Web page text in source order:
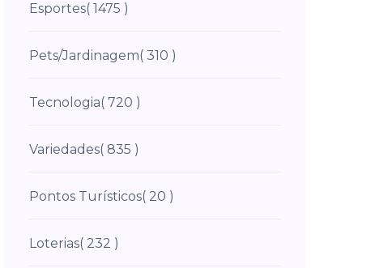
Esportes( 1475 )
Pets/Jardinagem( 310 )
Tecnologia( 720 )
Variedades( 835 )
Pontos Turísticos( 20 )
Loterias( 232 )